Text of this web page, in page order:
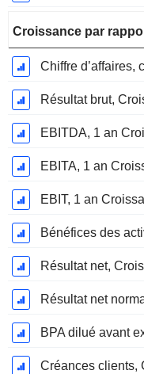
Croissance par
Chiffre d’affaires,
Résultat brut,
EBITDA, 1 an
EBITA, 1 an
EBIT, 1 an
Résultat net,
Résultat net
BPA dilué avant
Créances clients,